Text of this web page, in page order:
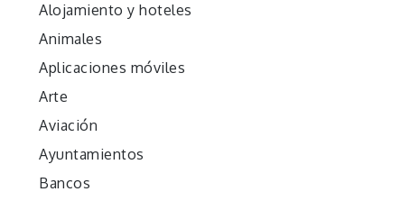
Alojamiento y hoteles
Animales
Aplicaciones móviles
Arte
Aviación
Ayuntamientos
Bancos